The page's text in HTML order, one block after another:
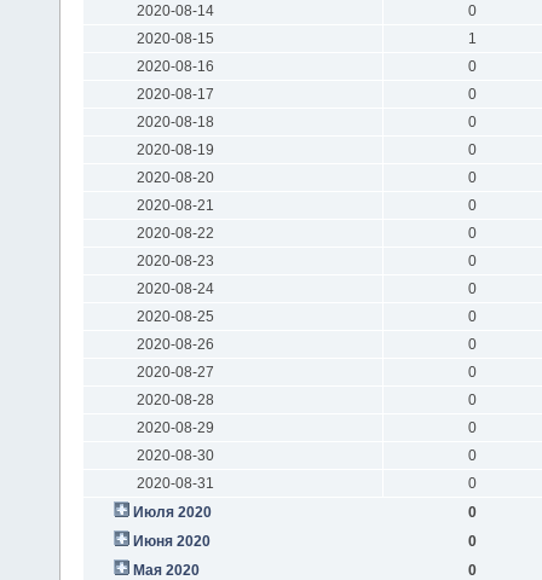
2020-08-14
0
2020-08-15
1
2020-08-16
0
2020-08-17
0
2020-08-18
0
2020-08-19
0
2020-08-20
0
2020-08-21
0
2020-08-22
0
2020-08-23
0
2020-08-24
0
2020-08-25
0
2020-08-26
0
2020-08-27
0
2020-08-28
0
2020-08-29
0
2020-08-30
0
2020-08-31
0
Июля 2020
0
Июня 2020
0
Мая 2020
0